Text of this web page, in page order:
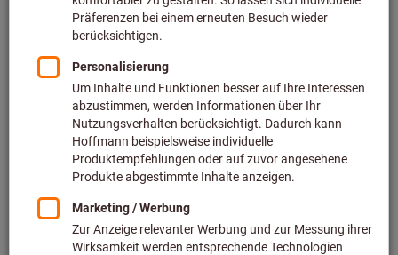
zzgl. Versandkosten
Individuelle Preisanzeige für Geschäftskunden nach
In den Warenkorb
Voraussichtliche Lieferzeit: 2-3 Wochen